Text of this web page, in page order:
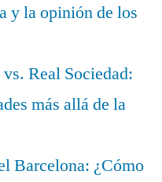
y la opinión de los
Real Sociedad:
más allá de la
Barcelona: ¿Cómo